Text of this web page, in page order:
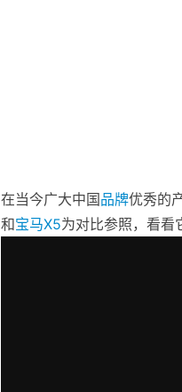
在当今广大中国品牌优秀的
和宝马X5为对比参照，看看